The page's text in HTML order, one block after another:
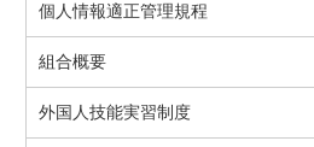
個人情報適正管理規程
組合概要
外国人技能実習制度